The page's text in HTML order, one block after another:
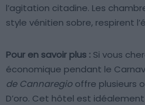
l’agitation citadine. Les
style vénitien sobre, respirent
Pour en savoir plus : Si vous
économique pendant le
de Cannaregio offre plusieurs
D’oro. Cet hôtel est